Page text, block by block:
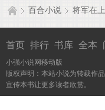
百合小说 将军在
首页 排行 书库 全本
小强小说网移动版
版权声明：本站小说为转载作
宣传本书让更多读者欣赏。